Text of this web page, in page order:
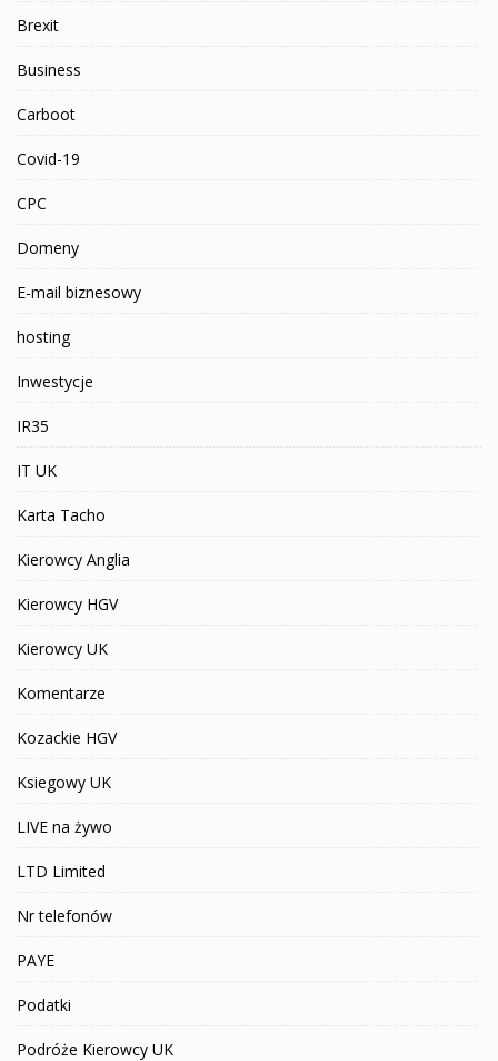
Brexit
Business
Carboot
Covid-19
CPC
Domeny
E-mail biznesowy
hosting
Inwestycje
IR35
IT UK
Karta Tacho
Kierowcy Anglia
Kierowcy HGV
Kierowcy UK
Komentarze
Kozackie HGV
Ksiegowy UK
LIVE na żywo
LTD Limited
Nr telefonów
PAYE
Podatki
Podróże Kierowcy UK